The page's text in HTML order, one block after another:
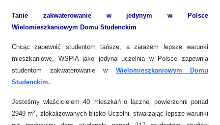
Tanie zakwaterowanie w jedynym w Polsce
Wielomieszkaniowym Domu Studenckim
Chcąc zapewnić studentom tańsze, a zarazem lepsze warunki
mieszkaniowe, WSPiA jako jedyna uczelnia w Polsce zapewnia
studentom zakwaterowanie w Wielomieszkaniowym Domu
Studenckim.
Jesteśmy właścicielem 40 mieszkań o łącznej powierzchni ponad
2949 m2, zlokalizowanych blisko Uczelni, stwarzając lepsze warunki